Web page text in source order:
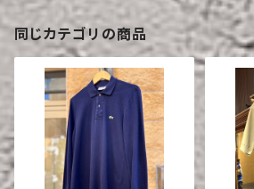
同じカテゴリの商品